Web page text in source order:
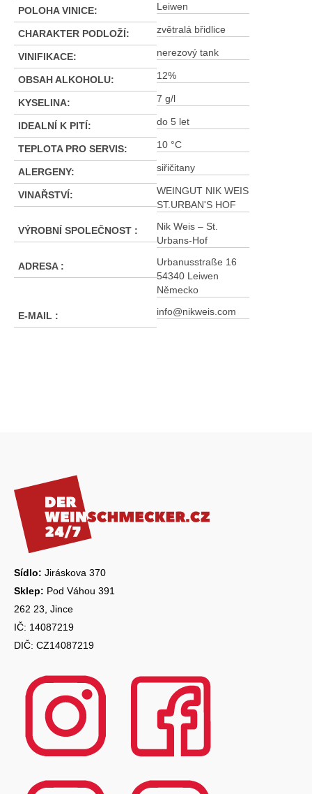
POLOHA VINICE: Leiwen
CHARAKTER PODLOŽÍ: zvětralá břidlice
VINIFIKACE: nerezový tank
OBSAH ALKOHOLU: 12%
KYSELINA: 7 g/l
IDEALNÍ K PITÍ: do 5 let
TEPLOTA PRO SERVIS: 10 °C
ALERGENY: siřičitany
VINAŘSTVÍ:
WEINGUT NIK WEIS
ST.URBAN'S HOF
VÝROBNÍ SPOLEČNOST :
Nik Weis – St.
Urbans-Hof
ADRESA :
Urbanusstraße 16
54340 Leiwen
Německo
E-MAIL : info@nikweis.com
Sídlo: Jiráskova 370
Sklep: Pod Váhou 391
262 23, Jince
IČ: 14087219
DIČ: CZ14087219